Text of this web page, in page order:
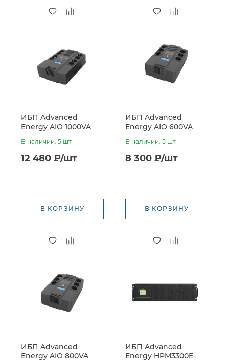
ИБП Advanced
Energy AIO 1000VA
индикация, 8 x CEE7)
В наличии: 5 шт
12 480 ₽/шт
В КОРЗИНУ
ИБП Advanced
Energy AIO 600VA
индикация, 6 x CEE7)
В наличии: 5 шт
8 300 ₽/шт
В КОРЗИНУ
ИБП Advanced
Energy AIO 800VA
ИБП Advanced
Energy HPM3300E-